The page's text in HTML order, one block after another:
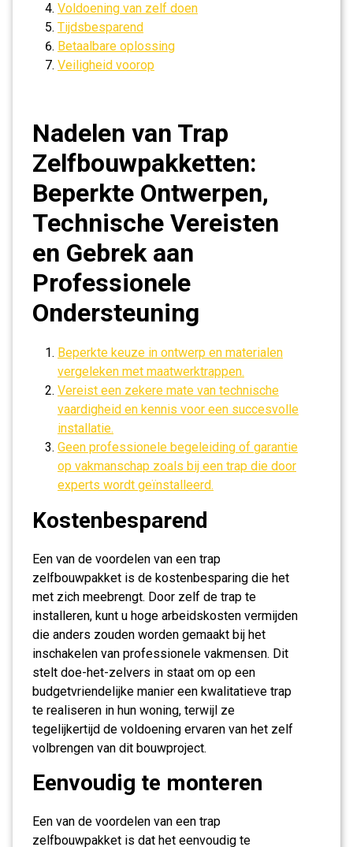
Voldoening van zelf doen
Tijdsbesparend
Betaalbare oplossing
Veiligheid voorop
Nadelen van Trap
Zelfbouwpakketten:
Beperkte Ontwerpen,
Technische Vereisten
en Gebrek aan
Professionele
Ondersteuning
Beperkte keuze in ontwerp en materialen
vergeleken met maatwerktrappen.
Vereist een zekere mate van technische
vaardigheid en kennis voor een succesvolle
installatie.
Geen professionele begeleiding of garantie
op vakmanschap zoals bij een trap die door
experts wordt geïnstalleerd.
Kostenbesparend
Een van de voordelen van een trap
zelfbouwpakket is de kostenbesparing die het
met zich meebrengt. Door zelf de trap te
installeren, kunt u hoge arbeidskosten vermijden
die anders zouden worden gemaakt bij het
inschakelen van professionele vakmensen. Dit
stelt doe-het-zelvers in staat om op een
budgetvriendelijke manier een kwalitatieve trap
te realiseren in hun woning, terwijl ze
tegelijkertijd de voldoening ervaren van het zelf
volbrengen van dit bouwproject.
Eenvoudig te monteren
Een van de voordelen van een trap
zelfbouwpakket is dat het eenvoudig te